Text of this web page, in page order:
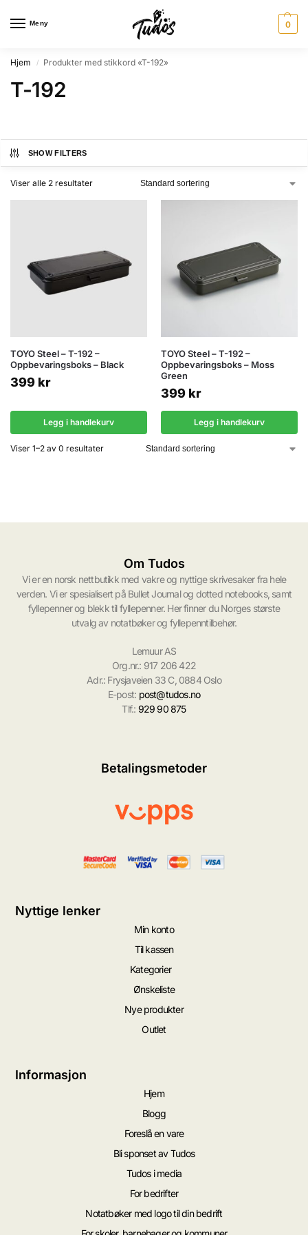
Meny 0
Hjem / Produkter med stikkord «T-192»
T-192
SHOW FILTERS
Viser alle 2 resultater
TOYO Steel – T-192 –
Oppbevaringsboks – Black
399 kr
Legg i handlekurv
TOYO Steel – T-192 –
Oppbevaringsboks – Moss
Green
399 kr
Legg i handlekurv
Viser 1–2 av 0 resultater
Om Tudos
Vi er en norsk nettbutikk med vakre og nyttige skrivesaker fra hele
verden. Vi er spesialisert på Bullet Journal og dotted notebooks, samt
fyllepenner og blekk til fyllepenner. Her finner du Norges største
utvalg av notatbøker og fyllepenntilbehør.
Lemuur AS
Org.nr.: 917 206 422
Adr.: Frysjaveien 33 C, 0884 Oslo
E-post: post@tudos.no
Tlf.: 929 90 875
Betalingsmetoder
Nyttige lenker
Min konto
Til kassen
Kategorier
Ønskeliste
Nye produkter
Outlet
Informasjon
Hjem
Blogg
Foreslå en vare
Bli sponset av Tudos
Tudos i media
For bedrifter
Notatbøker med logo til din bedrift